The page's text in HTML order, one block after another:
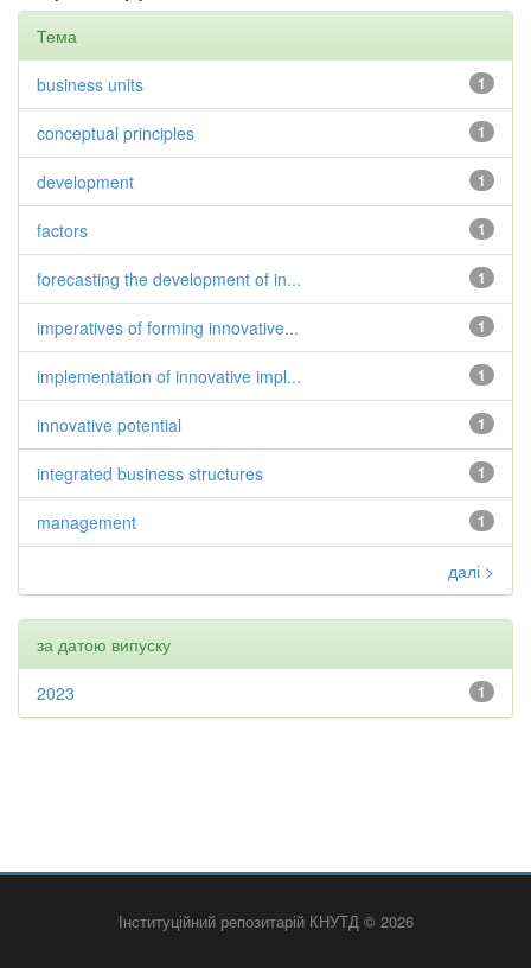
Тема
1
business units
1
conceptual principles
1
development
1
factors
1
forecasting the development of in...
1
imperatives of forming innovative...
1
implementation of innovative impl...
1
innovative potential
1
integrated business structures
1
management
далі >
за датою випуску
1
2023
Інституційний репозитарій КНУТД © 2026